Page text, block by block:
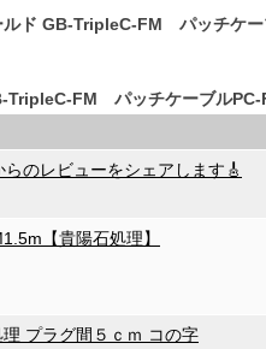
ド GB-TripleC-FM パッチケー
TripleC-FM パッチケーブルPC-
のレビューをシェアします🎸
【貴陽石処理】
プラグ間５ｃｍ コの字